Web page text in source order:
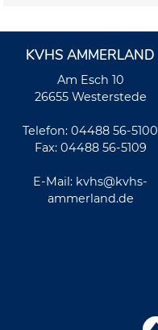
KVHS AMMERLAND
Am Esch 10
26655 Westerstede
Telefon: 04488 56-5100
Fax: 04488 56-5109
E-Mail: kvhs@kvhs-
ammerland.de